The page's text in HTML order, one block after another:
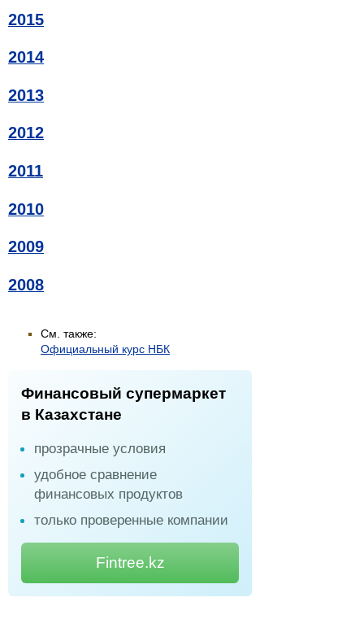
2015
2014
2013
2012
2011
2010
2009
2008
См. также:
Официальный курс НБК
Финансовый супермаркет
в Казахстане
прозрачные условия
удобное сравнение
финансовых продуктов
только проверенные компании
Fintree.kz